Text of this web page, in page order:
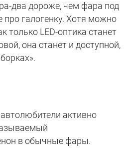
два дороже, чем фара под
про галогенку. Хотя можно
только LED-оптика станет
она станет и доступной,
активно
в обычные фары.